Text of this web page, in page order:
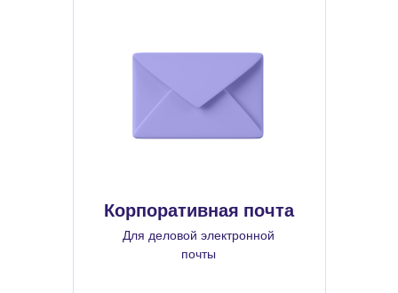
Корпоративная почта
Для деловой электронной
почты